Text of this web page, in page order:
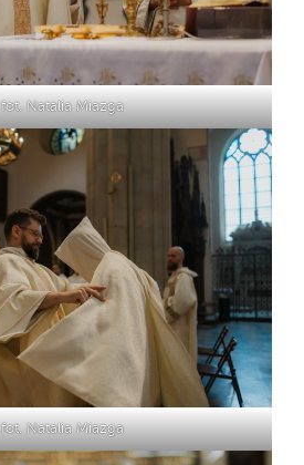
fot. Natalia Miazga
fot. Natalia Miazga